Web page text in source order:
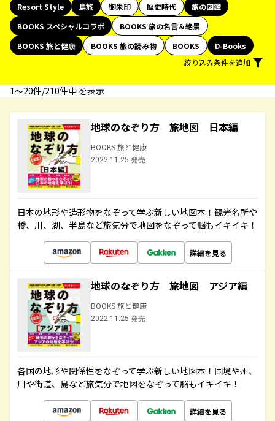
Resort Style
島旅 御朱印 歴史時代
旅の図鑑
BOOKS スペシャルコラボ
BOOKS 旅の名言＆絶景
BOOKS 旅と健康
BOOKS 旅の読み物 BOOKS
D-Books
絞り込み条件を追加
1〜20件/210件中 を表示
地球のなぞり方 旅地図 日本編
BOOKS 旅と健康
2022.11.25 発売
日本の地形や造形物をなぞって学ぶ新しい地図本！観光名所や
橋、川、湖、半島など旅気分で地図をなぞって脳もイキイキ！
詳細を見る
地球のなぞり方 旅地図 アジア編
BOOKS 旅と健康
2022.11.25 発売
各国の地形や関係性をなぞって学ぶ新しい地図本！国境や州、
川や街道、島など旅気分で地図をなぞって脳もイキイキ！
詳細を見る